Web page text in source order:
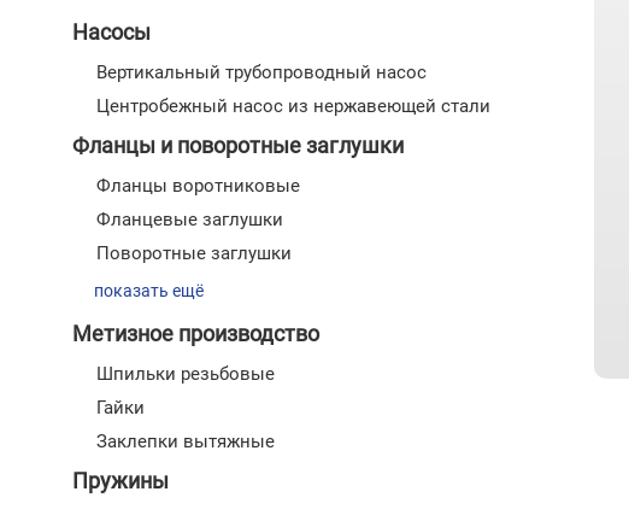
Насосы
Вертикальный трубопроводный насос
Центробежный насос из нержавеющей стали
Фланцы и поворотные заглушки
Фланцы воротниковые
Фланцевые заглушки
Поворотные заглушки
показать ещё
Метизное производство
Шпильки резьбовые
Гайки
Заклепки вытяжные
Пружины